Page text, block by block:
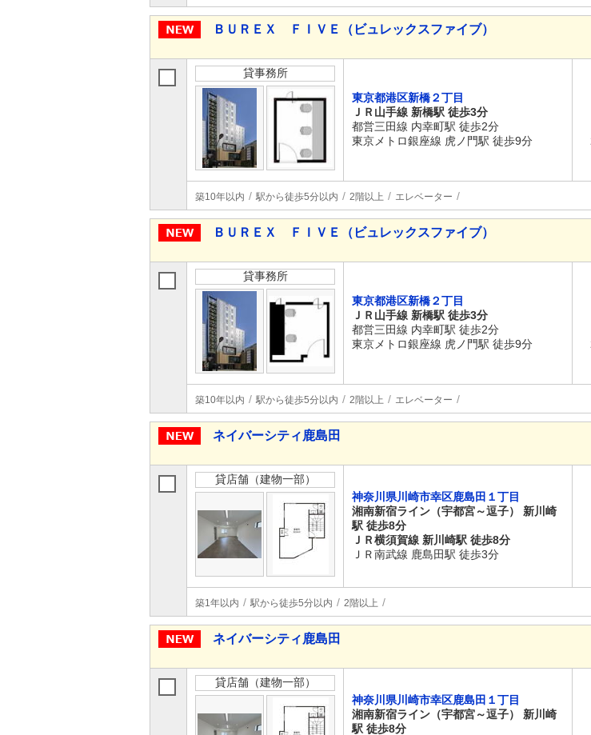
ＢＵＲＥＸ ＦＩＶＥ（ビュレックスファイブ）
貸事務所
東京都港区新橋２丁目
ＪＲ山手線 新橋駅 徒歩3分
都営三田線 内幸町駅 徒歩2分
東京メトロ銀座線 虎ノ門駅 徒歩9分
築10年以内 駅から徒歩5分以内 2階以上 エレベーター
ＢＵＲＥＸ ＦＩＶＥ（ビュレックスファイブ）
貸事務所
東京都港区新橋２丁目
ＪＲ山手線 新橋駅 徒歩3分
都営三田線 内幸町駅 徒歩2分
東京メトロ銀座線 虎ノ門駅 徒歩9分
築10年以内 駅から徒歩5分以内 2階以上 エレベーター
ネイバーシティ鹿島田
貸店舗（建物一部）
神奈川県川崎市幸区鹿島田１丁目
湘南新宿ライン（宇都宮～逗子） 新川崎
駅 徒歩8分
ＪＲ横須賀線 新川崎駅 徒歩8分
ＪＲ南武線 鹿島田駅 徒歩3分
築1年以内 駅から徒歩5分以内 2階以上
ネイバーシティ鹿島田
貸店舗（建物一部）
神奈川県川崎市幸区鹿島田１丁目
湘南新宿ライン（宇都宮～逗子） 新川崎
駅 徒歩8分